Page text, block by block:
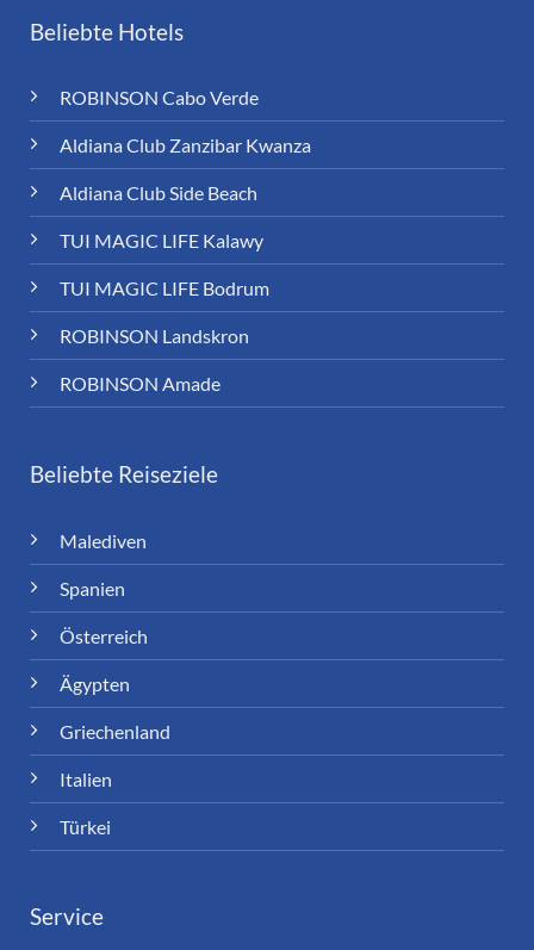
Beliebte Hotels
ROBINSON Cabo Verde
Aldiana Club Zanzibar Kwanza
Aldiana Club Side Beach
TUI MAGIC LIFE Kalawy
TUI MAGIC LIFE Bodrum
ROBINSON Landskron
ROBINSON Amade
Beliebte Reiseziele
Malediven
Spanien
Österreich
Ägypten
Griechenland
Italien
Türkei
Service